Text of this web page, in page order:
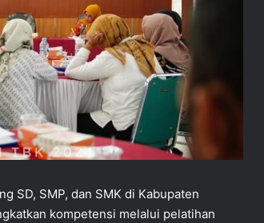
SD, SMP, dan SMK di Kabupaten
kompetensi melalui pelatihan